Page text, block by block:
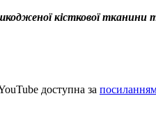
кісткової тканини
доступна за